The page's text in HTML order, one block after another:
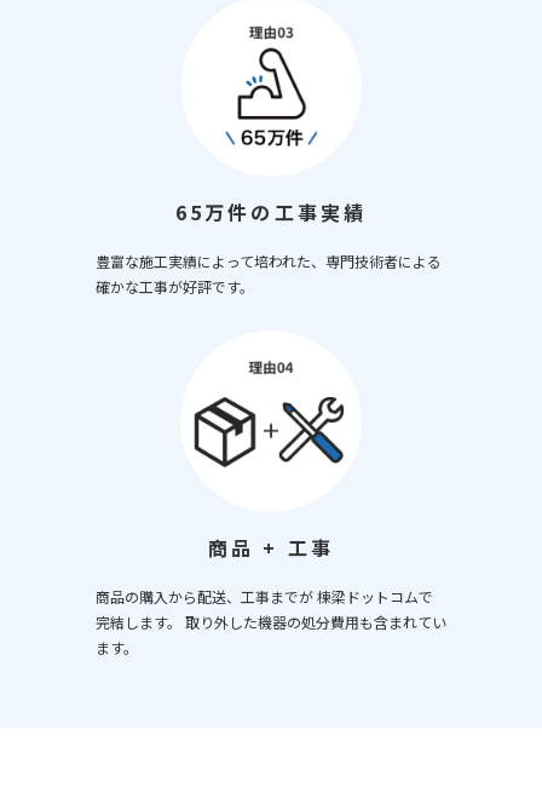
65万件の工事実績
豊富な施工実績によって培われた、専門技術者による
確かな工事が好評です。
商品 + 工事
商品の購入から配送、工事までが 棟梁ドットコムで
完結します。 取り外した機器の処分費用も含まれてい
ます。